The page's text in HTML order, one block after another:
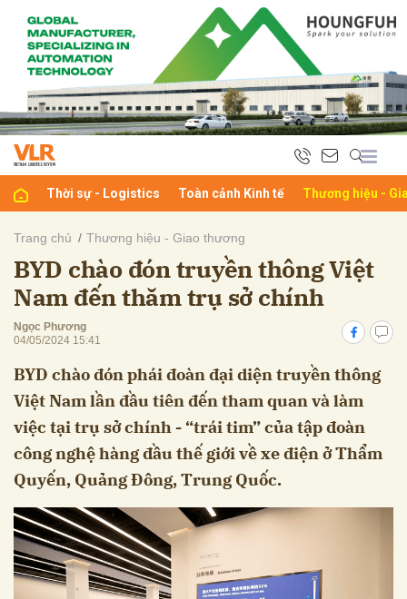
Thời sự - Logistics Toàn cảnh Kinh tế Thương hiệu -
Trang chủ Thương hiệu - Giao thương
BYD chào đón truyền thông Việt
Nam đến thăm trụ sở chính
Ngọc Phương
04/05/2024 15:41
BYD chào đón phái đoàn đại diện truyền thông
Việt Nam lần đầu tiên đến tham quan và làm
việc tại trụ sở chính - “trái tim” của tập đoàn
công nghệ hàng đầu thế giới về xe điện ở Thẩm
Quyến, Quảng Đông, Trung Quốc.
luận
Hủy